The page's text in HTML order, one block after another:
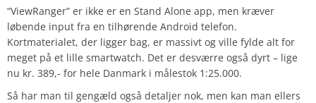
“ViewRanger” er ikke er en Stand Alone app, men kræver
løbende input fra en tilhørende Android telefon.
Kortmaterialet, der ligger bag, er massivt og ville fylde alt for
meget på et lille smartwatch. Det er desværre også dyrt – lige
nu kr. 389,- for hele Danmark i målestok 1:25.000.
Så har man til gengæld også detaljer nok, men kan man ellers